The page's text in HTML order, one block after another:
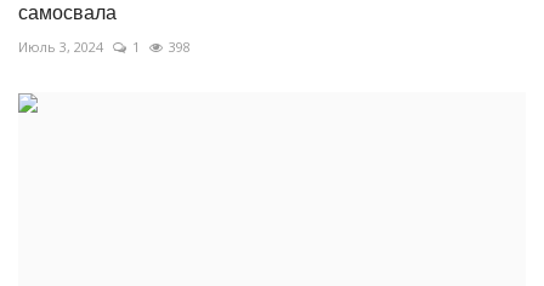
самосвала
Июль 3, 2024 1 398